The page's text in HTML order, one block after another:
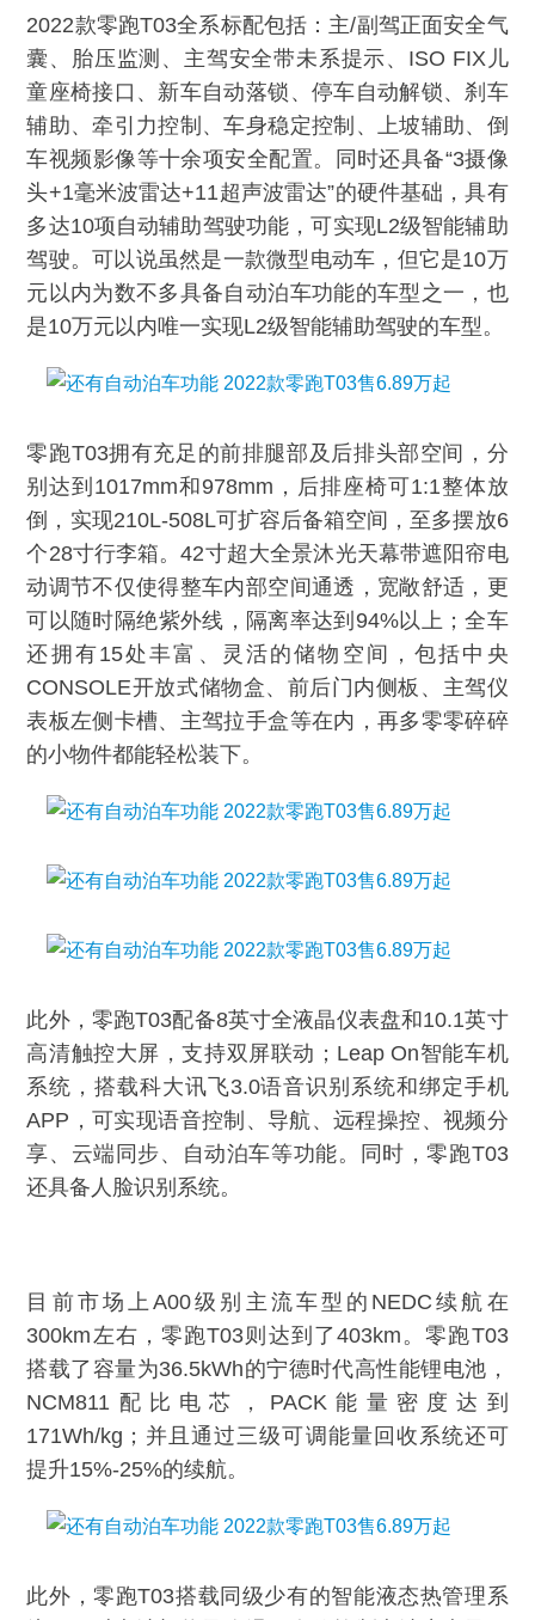
2022款零跑T03全系标配包括：主/副驾正面安全气
囊、胎压监测、主驾安全带未系提示、ISO FIX儿
童座椅接口、新车自动落锁、停车自动解锁、刹车
辅助、牵引力控制、车身稳定控制、上坡辅助、倒
车视频影像等十余项安全配置。同时还具备“3摄像
头+1毫米波雷达+11超声波雷达”的硬件基础，具有
多达10项自动辅助驾驶功能，可实现L2级智能辅助
驾驶。可以说虽然是一款微型电动车，但它是10万
元以内为数不多具备自动泊车功能的车型之一，也
是10万元以内唯一实现L2级智能辅助驾驶的车型。
零跑T03拥有充足的前排腿部及后排头部空间，分
别达到1017mm和978mm，后排座椅可1:1整体放
倒，实现210L-508L可扩容后备箱空间，至多摆放6
个28寸行李箱。42寸超大全景沐光天幕带遮阳帘电
动调节不仅使得整车内部空间通透，宽敞舒适，更
可以随时隔绝紫外线，隔离率达到94%以上；全车
还拥有15处丰富、灵活的储物空间，包括中央
CONSOLE开放式储物盒、前后门内侧板、主驾仪
表板左侧卡槽、主驾拉手盒等在内，再多零零碎碎
的小物件都能轻松装下。
此外，零跑T03配备8英寸全液晶仪表盘和10.1英寸
高清触控大屏，支持双屏联动；Leap On智能车机
系统，搭载科大讯飞3.0语音识别系统和绑定手机
APP，可实现语音控制、导航、远程操控、视频分
享、云端同步、自动泊车等功能。同时，零跑T03
还具备人脸识别系统。
目前市场上A00级别主流车型的NEDC续航在
300km左右，零跑T03则达到了403km。零跑T03
搭载了容量为36.5kWh的宁德时代高性能锂电池，
NCM811配比电芯，PACK能量密度达到
171Wh/kg；并且通过三级可调能量回收系统还可
提升15%-25%的续航。
此外，零跑T03搭载同级少有的智能液态热管理系